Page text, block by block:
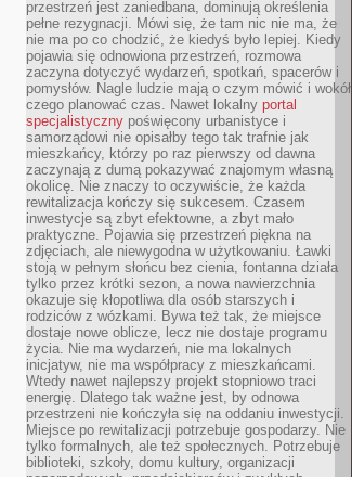
przestrzeń jest zaniedbana, dominują określenia
pełne rezygnacji. Mówi się, że tam nic nie ma, że
nie ma po co chodzić, że kiedyś było lepiej. Kiedy
pojawia się odnowiona przestrzeń, rozmowa
zaczyna dotyczyć wydarzeń, spotkań, spacerów i
pomysłów. Nagle ludzie mają o czym mówić i wokół
czego planować czas. Nawet lokalny portal
specjalistyczny poświęcony urbanistyce i
samorządowi nie opisałby tego tak trafnie jak
mieszkańcy, którzy po raz pierwszy od dawna
zaczynają z dumą pokazywać znajomym własną
okolicę. Nie znaczy to oczywiście, że każda
rewitalizacja kończy się sukcesem. Czasem
inwestycje są zbyt efektowne, a zbyt mało
praktyczne. Pojawia się przestrzeń piękna na
zdjęciach, ale niewygodna w użytkowaniu. Ławki
stoją w pełnym słońcu bez cienia, fontanna działa
tylko przez krótki sezon, a nowa nawierzchnia
okazuje się kłopotliwa dla osób starszych i
rodziców z wózkami. Bywa też tak, że miejsce
dostaje nowe oblicze, lecz nie dostaje programu
życia. Nie ma wydarzeń, nie ma lokalnych
inicjatyw, nie ma współpracy z mieszkańcami.
Wtedy nawet najlepszy projekt stopniowo traci
energię. Dlatego tak ważne jest, by odnowa
przestrzeni nie kończyła się na oddaniu inwestycji.
Miejsce po rewitalizacji potrzebuje gospodarzy. Nie
tylko formalnych, ale też społecznych. Potrzebuje
biblioteki, szkoły, domu kultury, organizacji